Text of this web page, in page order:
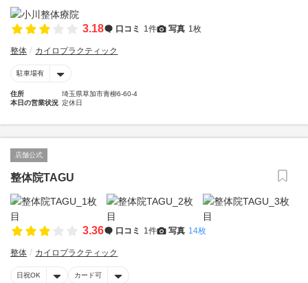
3.18 口コミ 1件 写真 1枚
整体 カイロプラクティック
駐車場有
住所
埼玉県草加市青柳6-60-4
本日の営業状況 定休日
店舗公式
整体院TAGU
3.36 口コミ 1件 写真 14枚
整体 カイロプラクティック
日祝OK カード可